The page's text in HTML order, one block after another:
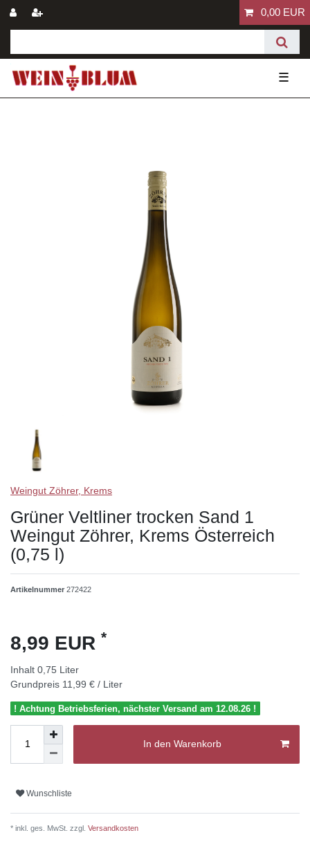
0,00 EUR
☰
Weingut Zöhrer, Krems
Grüner Veltliner trocken Sand 1
Weingut Zöhrer, Krems Österreich
(0,75 l)
Artikelnummer 272422
8,99 EUR *
Inhalt 0,75 Liter
Grundpreis 11,99 € / Liter
! Achtung Betriebsferien, nächster Versand am 12.08.26 !
In den Warenkorb
Wunschliste
* inkl. ges. MwSt. zzgl. Versandkosten